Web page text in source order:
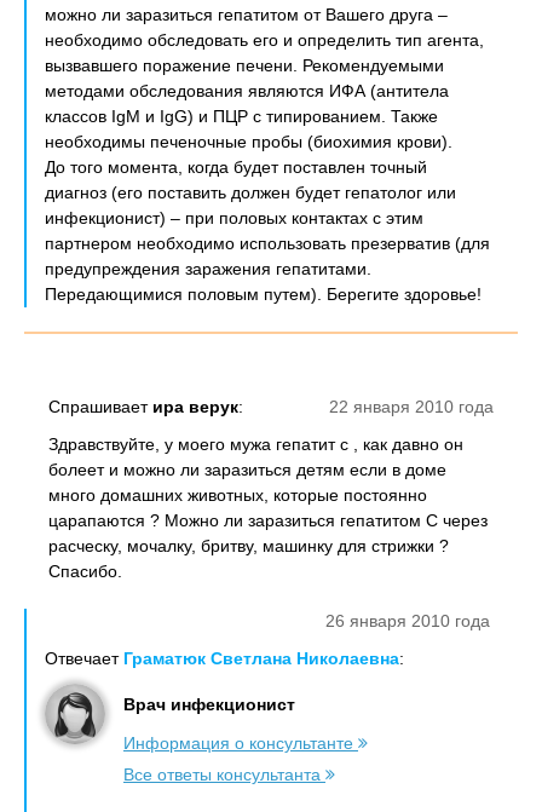
можно ли заразиться гепатитом от Вашего друга –
необходимо обследовать его и определить тип агента,
вызвавшего поражение печени. Рекомендуемыми
методами обследования являются ИФА (антитела
классов IgМ и IgG) и ПЦР с типированием. Также
необходимы печеночные пробы (биохимия крови).
До того момента, когда будет поставлен точный
диагноз (его поставить должен будет гепатолог или
инфекционист) – при половых контактах с этим
партнером необходимо использовать презерватив (для
предупреждения заражения гепатитами.
Передающимися половым путем). Берегите здоровье!
22 января 2010 года
Спрашивает ира верук:
Здравствуйте, у моего мужа гепатит с , как давно он
болеет и можно ли заразиться детям если в доме
много домашних животных, которые постоянно
царапаются ? Можно ли заразиться гепатитом С через
расческу, мочалку, бритву, машинку для стрижки ?
Спасибо.
26 января 2010 года
Отвечает Граматюк Светлана Николаевна:
Врач инфекционист
Информация о консультанте
Все ответы консультанта